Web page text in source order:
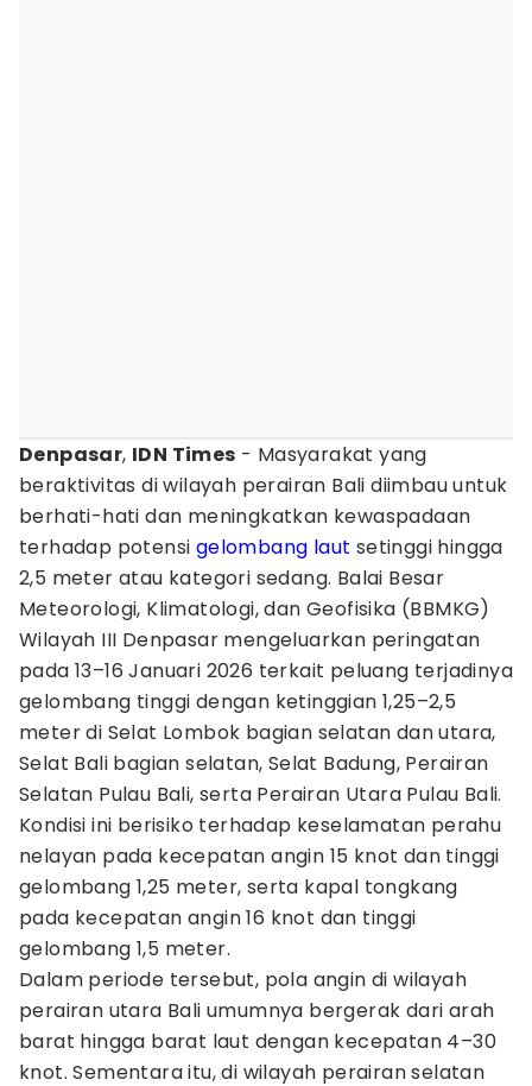
Denpasar, IDN Times - Masyarakat yang
beraktivitas di wilayah perairan Bali diimbau untuk
berhati-hati dan meningkatkan kewaspadaan
terhadap potensi gelombang laut setinggi hingga
2,5 meter atau kategori sedang. Balai Besar
Meteorologi, Klimatologi, dan Geofisika (BBMKG)
Wilayah III Denpasar mengeluarkan peringatan
pada 13–16 Januari 2026 terkait peluang terjadinya
gelombang tinggi dengan ketinggian 1,25–2,5
meter di Selat Lombok bagian selatan dan utara,
Selat Bali bagian selatan, Selat Badung, Perairan
Selatan Pulau Bali, serta Perairan Utara Pulau Bali.
Kondisi ini berisiko terhadap keselamatan perahu
nelayan pada kecepatan angin 15 knot dan tinggi
gelombang 1,25 meter, serta kapal tongkang
pada kecepatan angin 16 knot dan tinggi
gelombang 1,5 meter.
Dalam periode tersebut, pola angin di wilayah
perairan utara Bali umumnya bergerak dari arah
barat hingga barat laut dengan kecepatan 4–30
knot. Sementara itu, di wilayah perairan selatan